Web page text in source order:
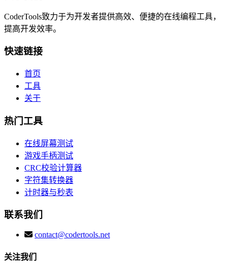
CoderTools致力于为开发者提供高效、便捷的在线编程工具，
提高开发效率。
快速链接
首页
工具
关于
热门工具
在线屏幕测试
游戏手柄测试
CRC校验计算器
字符集转换器
计时器与秒表
联系我们
contact@codertools.net
关注我们